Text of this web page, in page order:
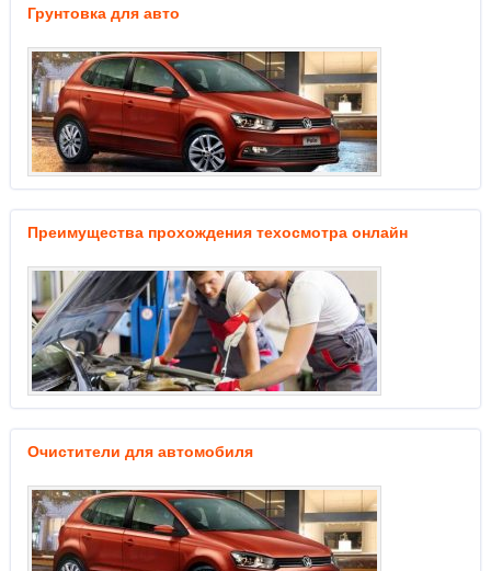
Грунтовка для авто
Преимущества прохождения техосмотра онлайн
Очистители для автомобиля